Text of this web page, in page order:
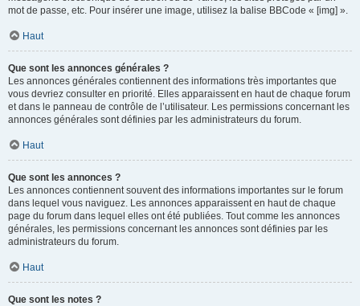
mot de passe, etc. Pour insérer une image, utilisez la balise BBCode « [img] ».
Haut
Que sont les annonces générales ?
Les annonces générales contiennent des informations très importantes que
vous devriez consulter en priorité. Elles apparaissent en haut de chaque forum
et dans le panneau de contrôle de l’utilisateur. Les permissions concernant les
annonces générales sont définies par les administrateurs du forum.
Haut
Que sont les annonces ?
Les annonces contiennent souvent des informations importantes sur le forum
dans lequel vous naviguez. Les annonces apparaissent en haut de chaque
page du forum dans lequel elles ont été publiées. Tout comme les annonces
générales, les permissions concernant les annonces sont définies par les
administrateurs du forum.
Haut
Que sont les notes ?